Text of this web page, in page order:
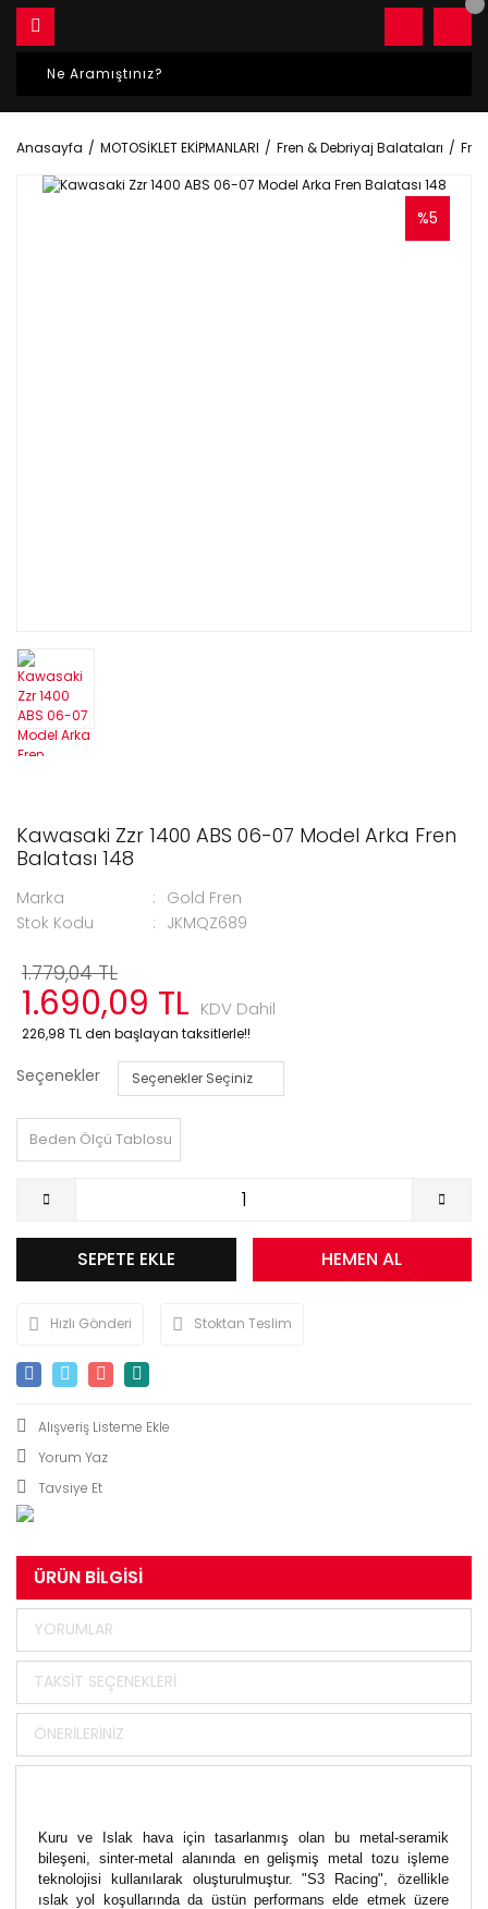
Anasayfa MOTOSİKLET EKİPMANLARI Fren & Debriyaj Balataları
%5
Kawasaki Zzr 1400 ABS 06-07 Model Arka Fren
Balatası 148
Marka
Gold Fren
Stok Kodu
JKMQZ689
1.779,04 TL
1.690,09 TL KDV Dahil
226,98 TL den başlayan taksitlerle!!
Seçenekler
Beden Ölçü Tablosu
SEPETE EKLE HEMEN AL
Hızlı Gönderi Stoktan Teslim
Yorum Yaz
Tavsiye Et
ÜRÜN BILGISI
YORUMLAR
TAKSIT SEÇENEKLERI
ÖNERILERINIZ
Kuru ve Islak hava için tasarlanmış olan bu metal-seramik
bileşeni, sinter-metal alanında en gelişmiş metal tozu işleme
teknolojisi kullanılarak oluşturulmuştur. "S3 Racing", özellikle
ıslak yol koşullarında da üstün performans elde etmek üzere